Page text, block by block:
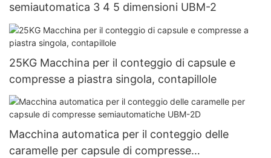
semiautomatica 3 4 5 dimensioni UBM-2
25KG Macchina per il conteggio di capsule e
compresse a piastra singola, contapillole
Macchina automatica per il conteggio delle
caramelle per capsule di compresse